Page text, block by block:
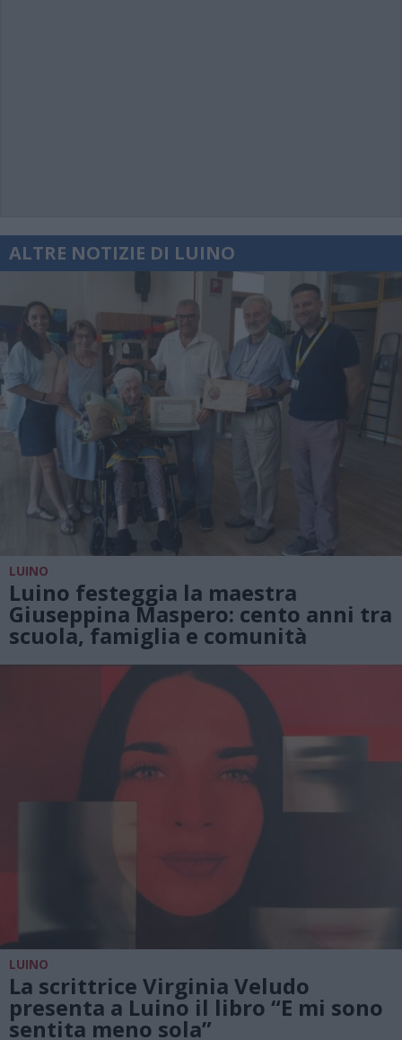
ALTRE NOTIZIE DI LUINO
LUINO
Luino festeggia la maestra
Giuseppina Maspero: cento anni tra
scuola, famiglia e comunità
LUINO
La scrittrice Virginia Veludo
presenta a Luino il libro “E mi sono
sentita meno sola”